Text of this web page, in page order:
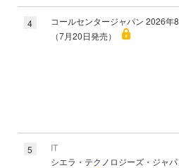
4
コールセンタージャパン 2026年
（7月20日発売）
5
IT
シエラ・テクノロジーズ・ジャ